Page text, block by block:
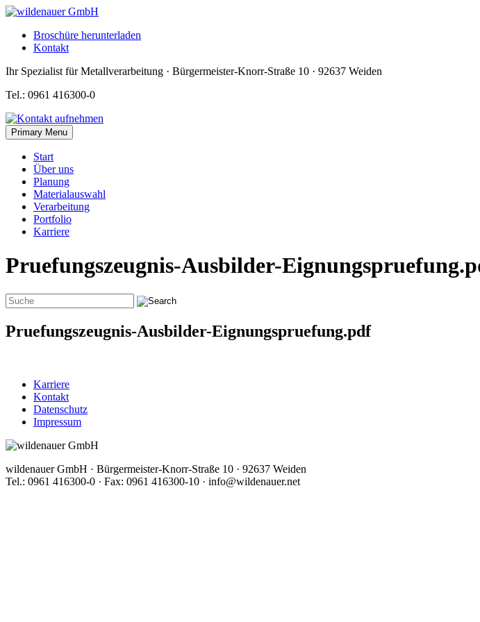
Skip
contentBroschüre herunterladen
Kontakt
Ihr Spezialist für Metallverarbeitung · Bürgermeister-Knorr-Straße 10 · 92637 Weiden
Tel.: 0961 416300-0
Primary Menu
Start
Über uns
Planung
Materialauswahl
Verarbeitung
Portfolio
Karriere
Pruefungszeugnis-Ausbilder-
Pruefungszeugnis-Ausbilder-Eignungspruefung.pdf
Karriere
Kontakt
Datenschutz
Impressum
wildenauer GmbH · Bürgermeister-Knorr-Straße 10 · 92637 Weiden
Tel.: 0961 416300-0 · Fax: 0961 416300-10 · info@wildenauer.net